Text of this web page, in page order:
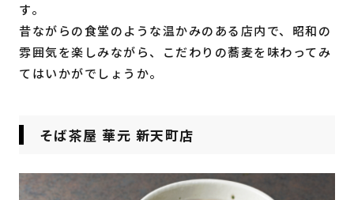
す。
昔ながらの食堂のような温かみのある店内で、昭和の
雰囲気を楽しみながら、こだわりの蕎麦を味わってみ
てはいかがでしょうか。
そば茶屋 華元 新天町店